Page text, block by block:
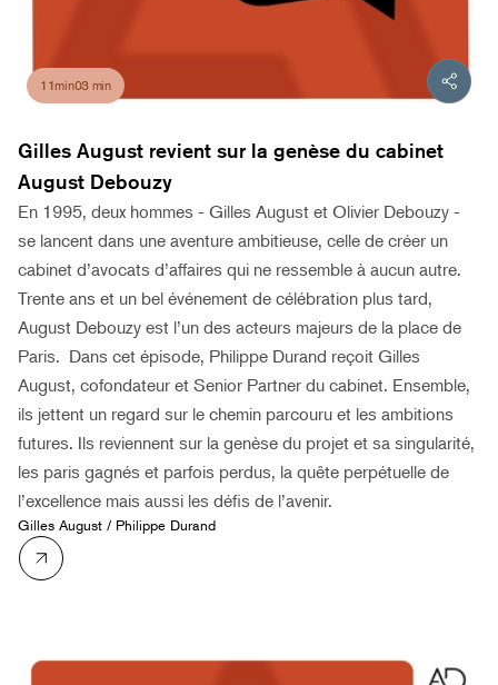
11min03 min
Gilles August revient sur la genèse du cabinet
August Debouzy
En 1995, deux hommes - Gilles August et Olivier Debouzy -
se lancent dans une aventure ambitieuse, celle de créer un
cabinet d’avocats d’affaires qui ne ressemble à aucun autre.
Trente ans et un bel événement de célébration plus tard,
August Debouzy est l’un des acteurs majeurs de la place de
Paris. Dans cet épisode, Philippe Durand reçoit Gilles
August, cofondateur et Senior Partner du cabinet. Ensemble,
ils jettent un regard sur le chemin parcouru et les ambitions
futures. Ils reviennent sur la genèse du projet et sa singularité,
les paris gagnés et parfois perdus, la quête perpétuelle de
l’excellence mais aussi les défis de l’avenir.
Gilles August / Philippe Durand